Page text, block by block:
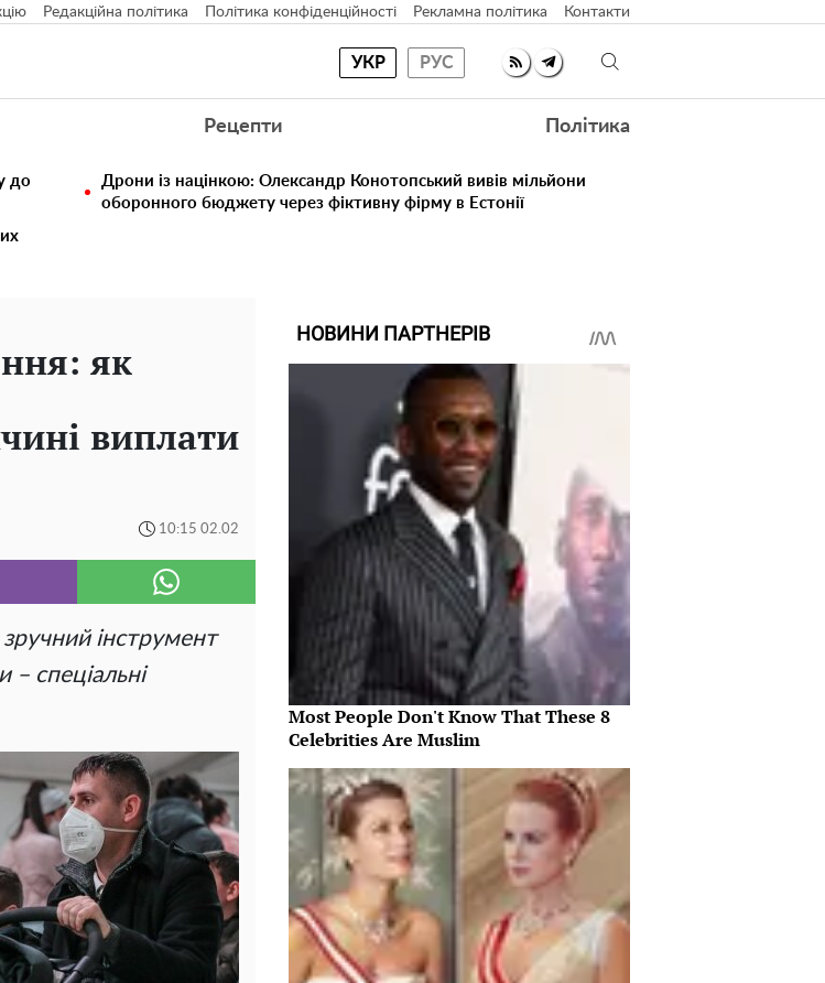
Редакційна політика Політика конфіденційності Рекламна політика Контакти
УКР РУС
Рецепти Політика
до
Дрони із націнкою: Олександр Конотопський вивів мільйони
оборонного бюджету через фіктивну фірму в Естонії
як
виплати
10:15 02.02
інструмент
спеціальні
НОВИНИ ПАРТНЕРІВ
Most People Don't Know That These 8
Celebrities Are Muslim